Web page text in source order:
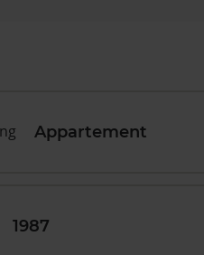
Appartement
1987